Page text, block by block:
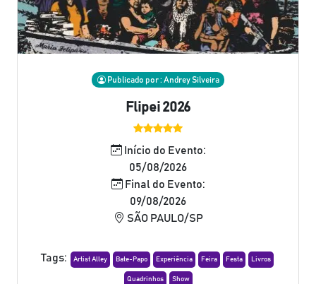
Publicado por : Andrey Silveira
Flipei 2026
Início do Evento:
05/08/2026
Final do Evento:
09/08/2026
SÃO PAULO/SP
Tags: Artist Alley Bate-Papo Experiência Feira Festa Livros
Quadrinhos Show